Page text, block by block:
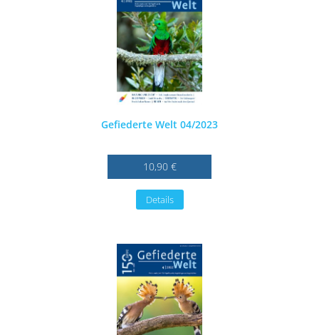
Gefiederte Welt 04/2023
10,90 €
Details